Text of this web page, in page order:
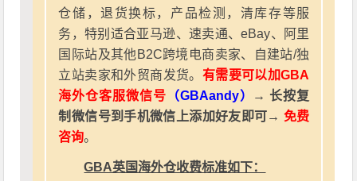
仓储，退货换标，产品检测，清库存等服
务，特别适合亚马逊、速卖通、eBay、阿里
国际站及其他B2C跨境电商卖家、自建站/独
立站卖家和外贸商发货。 有需要可以加GBA
海外仓客服微信号 （GBAandy）
→ 长按复
制微信号到手机微信上添加好友即可→ 免费
咨询。
GBA英国海外仓收费标准如下：